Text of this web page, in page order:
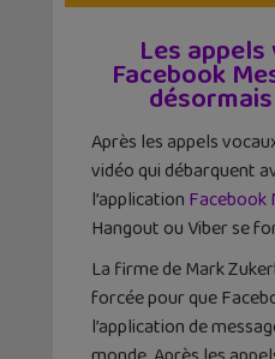
Les
Facebook
Après les appels
vidéo qui débarquent
l’application Facebook
Hangout ou Viber se
La firme de Mark
forcée pour que
l’application de